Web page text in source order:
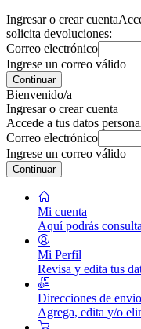
Ingresar o crear cuenta
solicita devoluciones:
Correo electrónico
Ingrese un correo válido
Continuar
Bienvenido/a
Ingresar o crear cuenta
Accede a tus datos
Correo electrónico
Ingrese un correo válido
Continuar
Mi cuenta
Aquí podrás
Mi Perfil
Revisa y edita tus
Direcciones de envio
Agrega, edita y/o